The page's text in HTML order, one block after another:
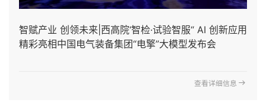
智赋产业 创领未来|西高院‘智检·试验智服“ AI 创新应用
精彩亮相中国电气装备集团“电擎”大模型发布会
查看详细信息